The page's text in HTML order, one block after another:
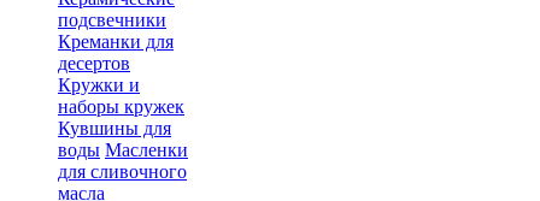
подсвечники
Креманки для
десертов
Кружки и
наборы кружек
Кувшины для
воды Масленки
для сливочного
масла